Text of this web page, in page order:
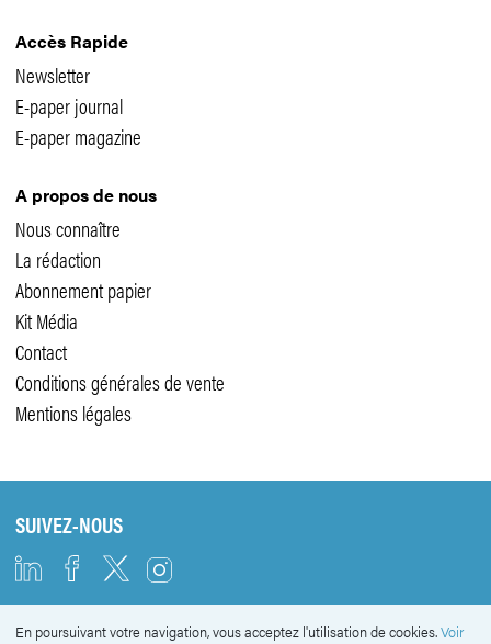
Accès Rapide
Newsletter
E-paper journal
E-paper magazine
A propos de nous
Nous connaître
La rédaction
Abonnement papier
Kit Média
Contact
Conditions générales de vente
Mentions légales
SUIVEZ-NOUS
En poursuivant votre navigation, vous acceptez l'utilisation de cookies.Voir